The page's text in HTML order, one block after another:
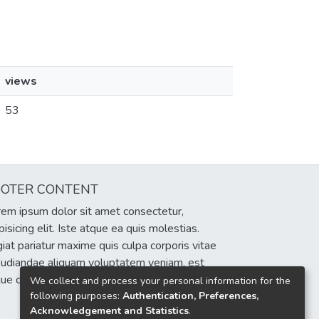
views
53
CONTENT
ipsum dolor sit amet consectetur,
elit. Iste atque ea quis molestias.
pariatur maxime quis culpa corporis vitae
aliquam voluptatem veniam, est
cumque eum delectus sint!
We collect and process your personal information for the
following purposes: Authentication, Preferences,
Acknowledgement and Statistics.